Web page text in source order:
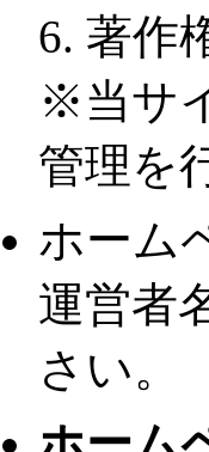
著作
※当サ
管理を
ホーム
運営者
さい。